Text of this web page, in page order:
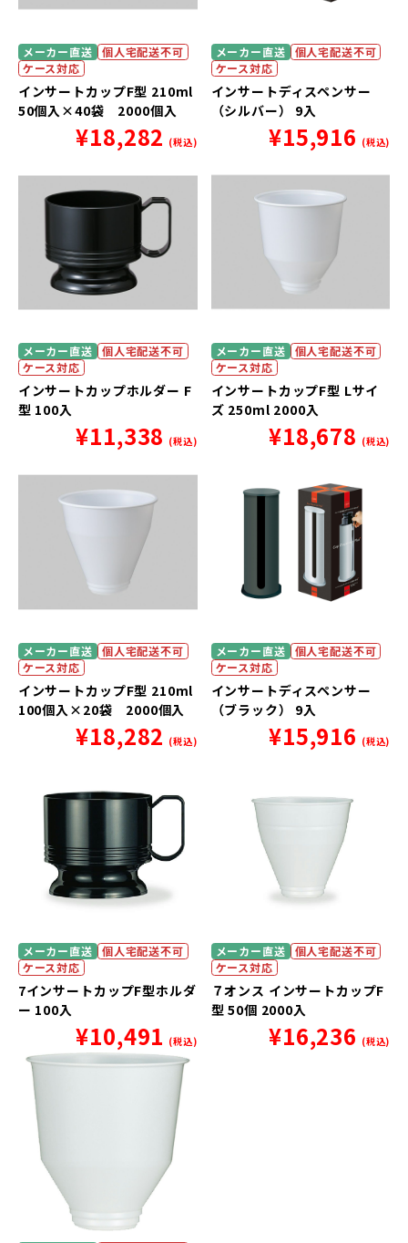
メーカー直送
個人宅配送不可
ケース対応
インサートカップF型 210ml
50個入×40袋 2000個入
¥18,282 (税込)
メーカー直送
個人宅配送不可
ケース対応
インサートディスペンサー
（シルバー） 9入
¥15,916 (税込)
メーカー直送
個人宅配送不可
ケース対応
インサートカップホルダー F
型 100入
¥11,338 (税込)
メーカー直送
個人宅配送不可
ケース対応
インサートカップF型 Lサイ
ズ 250ml 2000入
¥18,678 (税込)
メーカー直送
個人宅配送不可
ケース対応
インサートカップF型 210ml
100個入×20袋 2000個入
¥18,282 (税込)
メーカー直送
個人宅配送不可
ケース対応
インサートディスペンサー
（ブラック） 9入
¥15,916 (税込)
メーカー直送
個人宅配送不可
ケース対応
7インサートカップF型ホルダ
ー 100入
¥10,491 (税込)
メーカー直送
個人宅配送不可
ケース対応
７オンス インサートカップF
型 50個 2000入
¥16,236 (税込)